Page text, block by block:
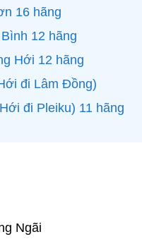
16 hãng
12 hãng
Hới 12 hãng
đi Lâm Đồng)
đi Pleiku) 11 hãng
Ngãi